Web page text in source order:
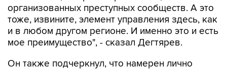
организованных преступных сообществ. А это
тоже, извините, элемент управления здесь, как
и в любом другом регионе. И именно это и есть
мое преимущество", - сказал Дегтярев.
Он также подчеркнул, что намерен лично